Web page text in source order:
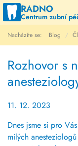
RADNO
Centrum zubní
Nacházíte se: Blog
Rozhovor s
11. 12. 2023
Dnes jsme si pro
milých